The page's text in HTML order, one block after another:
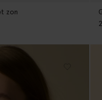
zon